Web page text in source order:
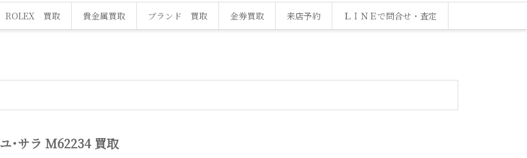
ROLEX 買取 貴金属買取 ブランド 買取 金券買取 来店予約 ＬＩＮＥで問合せ・査定
･サラ M62234 買取